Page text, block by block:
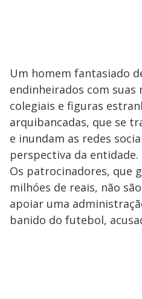
Um homem fantasiado
endinheirados com suas
colegiais e figuras
arquibancadas, que se
e inundam as redes
perspectiva da entidade.
Os patrocinadores, que
milhóes de reais, não
apoiar uma
banido do futebol,